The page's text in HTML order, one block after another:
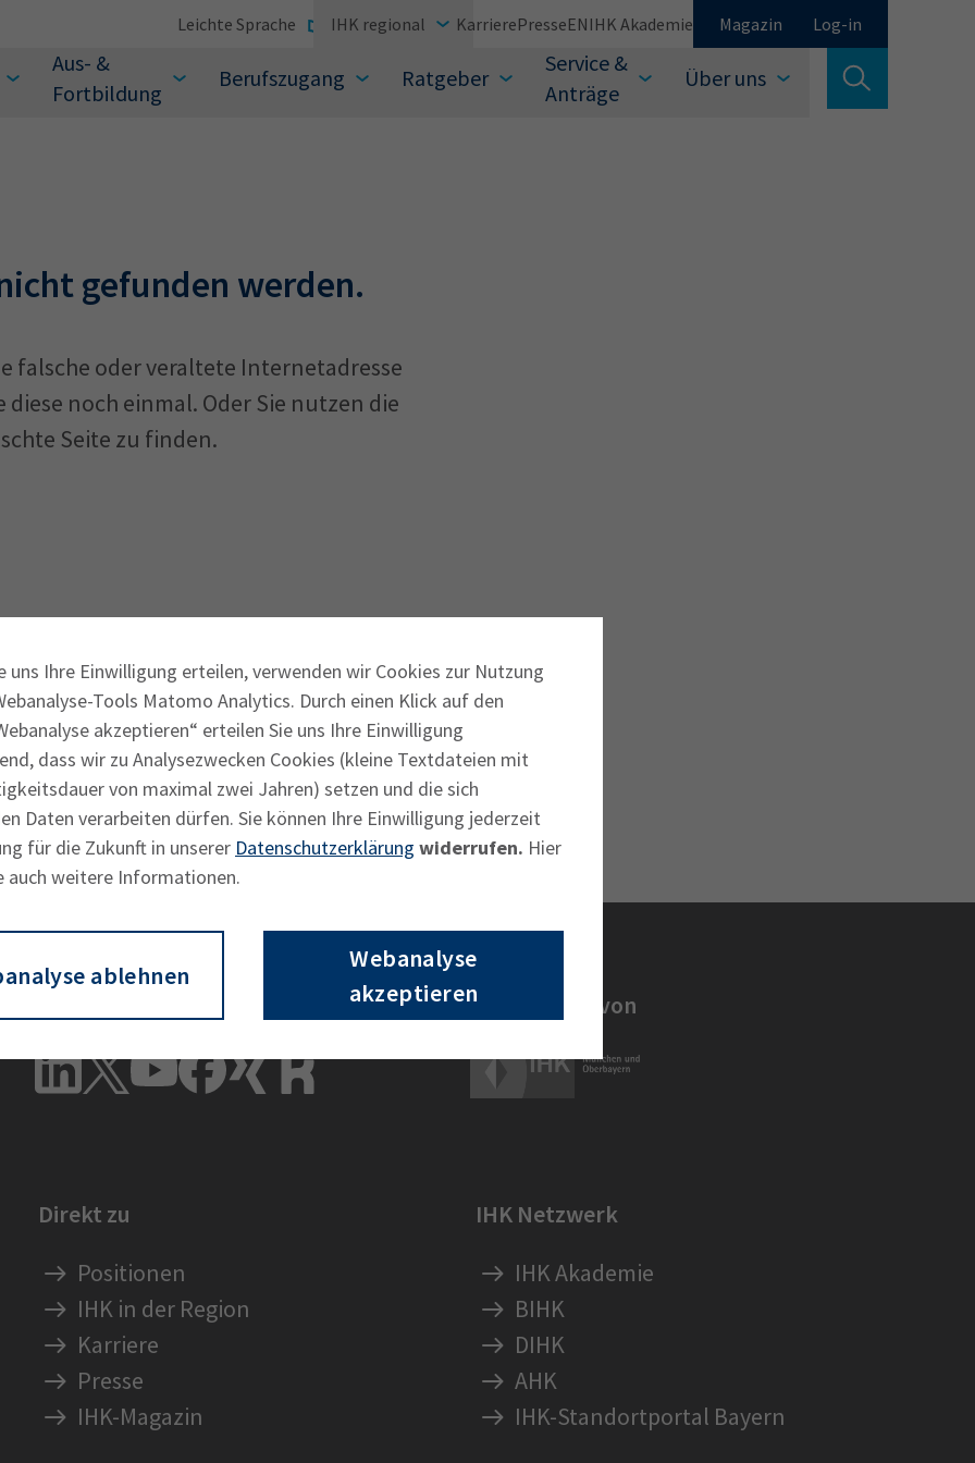
Aus- &
Fortbildung
Berufszugang Ratgeber
Service &
Anträge
Über uns
Leichte Sprache IHK regional KarrierePresseEN IHK Akademie Magazin Log-in
Suche verlassen
Sie?
uns Ihre Einwilligung erteilen, verwenden wir Cookies zur Nutzung
Tools Matomo Analytics. Durch einen Klick auf den
akzeptieren“ erteilen Sie uns Ihre Einwilligung
dass wir zu Analysezwecken Cookies (kleine Textdateien mit
von maximal zwei Jahren) setzen und die sich
Daten verarbeiten dürfen. Sie können Ihre Einwilligung jederzeit
für die Zukunft in unserer Datenschutzerklärung widerrufen. Hier
auch weitere Informationen.
ablehnen
Webanalyse
akzeptieren
gefunden werden.
falsche oder veraltete Internetadresse
noch einmal. Oder Sie nutzen die
Seite zu finden.
Service-
Zur Startseite
(alle Themen)
Ein Angebot von
Direkt zu
Positionen
IHK in der Region
Karriere
Presse
IHK-Magazin
IHK Netzwerk
IHK Akademie
BIHK
DIHK
AHK
IHK-Standortportal Bayern